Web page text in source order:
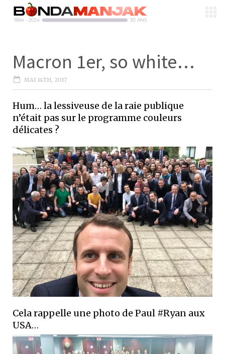
Macron 1er, so white…
MAI 14TH, 2017
Hum… la lessiveuse de la raie publique
n’était pas sur le programme couleurs
délicates ?
Cela rappelle une photo de Paul #Ryan aux
USA…